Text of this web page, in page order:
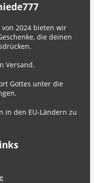
2024 bieten wir
die deinen
Versand.
Gottes unter die
in den EU-Ländern zu